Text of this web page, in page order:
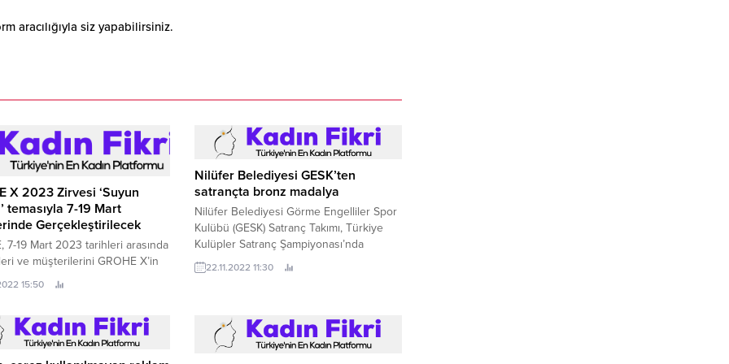
aracılığıyla siz yapabilirsiniz.
X 2023 Zirvesi ‘Suyun
temasıyla 7-19 Mart
Gerçekleştirilecek
7-19 Mart 2023 tarihleri arasında
ve müşterilerini GROHE X’in
dijitalliğin zirvesinde
15:50
Nilüfer Belediyesi GESK’ten
satrançta bronz madalya
Nilüfer Belediyesi Görme Engelliler Spor
Kulübü (GESK) Satranç Takımı, Türkiye
Kulüpler Satranç Şampiyonası’nda
üçüncü oldu.
22.11.2022 11:30